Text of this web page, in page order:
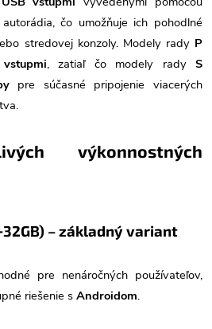
čo umožňuje ich pohodlné
stredovej konzoly. Modely rady P
, zatiaľ čo modely rady S
pre súčasné pripojenie viacerých
výkonnostných
– základný variant
pre nenáročných používateľov,
riešenie s Androidom.